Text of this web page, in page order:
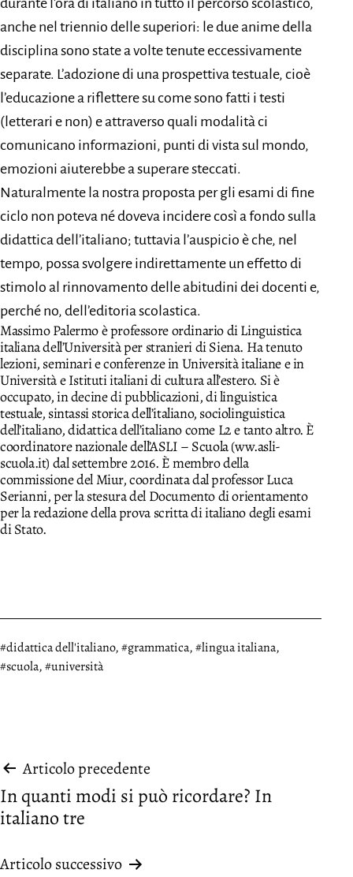
anche nel triennio delle superiori: le due anime della
disciplina sono state a volte tenute eccessivamente
separate. L’adozione di una prospettiva testuale, cioè
l’educazione a riflettere su come sono fatti i testi
(letterari e non) e attraverso quali modalità ci
comunicano informazioni, punti di vista sul mondo,
emozioni aiuterebbe a superare steccati.
Naturalmente la nostra proposta per gli esami di fine
ciclo non poteva né doveva incidere così a fondo sulla
didattica dell’italiano; tuttavia l’auspicio è che, nel
tempo, possa svolgere indirettamente un effetto di
stimolo al rinnovamento delle abitudini dei docenti e,
perché no, dell’editoria scolastica.
Massimo Palermo è professore ordinario di Linguistica
italiana dell’Università per stranieri di Siena. Ha tenuto
lezioni, seminari e conferenze in Università italiane e in
Università e Istituti italiani di cultura all’estero. Si è
occupato, in decine di pubblicazioni, di linguistica
testuale, sintassi storica dell’italiano, sociolinguistica
dell’italiano, didattica dell’italiano come L2 e tanto altro. È
coordinatore nazionale dell’ASLI – Scuola (ww.asli-
scuola.it) dal settembre 2016. È membro della
commissione del Miur, coordinata dal professor Luca
Serianni, per la stesura del Documento di orientamento
per la redazione della prova scritta di italiano degli esami
di Stato.
Taggato
didattica dell'italiano, grammatica, lingua italiana,
scuola, università
Navigazione
articoli
Articolo precedente
In quanti modi si può ricordare? In
italiano tre
Articolo successivo